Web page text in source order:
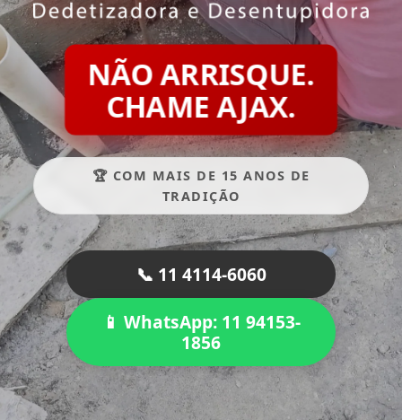
NÃO ARRISQUE.
CHAME AJAX.
🏆 COM MAIS DE 15 ANOS DE
TRADIÇÃO
📞 11 4114-6060
📱 WhatsApp: 11 94153-
1856